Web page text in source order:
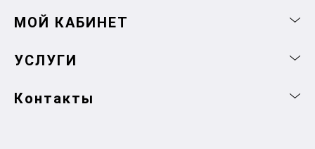
МОЙ КАБИНЕТ
УСЛУГИ
Контакты